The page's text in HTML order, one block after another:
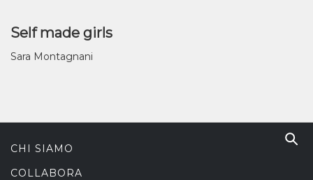
Self made girls
Sara Montagnani
CHI SIAMO
COLLABORA